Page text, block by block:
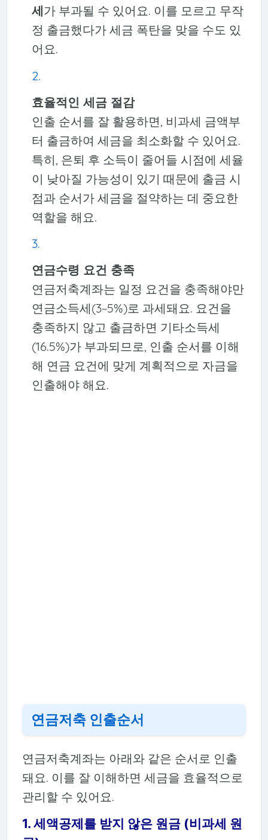
세가 부과될 수 있어요. 이를 모르고 무작
정 출금했다가 세금 폭탄을 맞을 수도 있
어요.
효율적인 세금 절감
인출 순서를 잘 활용하면, 비과세 금액부
터 출금하여 세금을 최소화할 수 있어요.
특히, 은퇴 후 소득이 줄어들 시점에 세율
이 낮아질 가능성이 있기 때문에 출금 시
점과 순서가 세금을 절약하는 데 중요한
역할을 해요.
연금수령 요건 충족
연금저축계좌는 일정 요건을 충족해야만
연금소득세(3~5%)로 과세돼요. 요건을
충족하지 않고 출금하면 기타소득세
(16.5%)가 부과되므로, 인출 순서를 이해
해 연금 요건에 맞게 계획적으로 자금을
인출해야 해요.
연금저축 인출순서
연금저축계좌는 아래와 같은 순서로 인출
돼요. 이를 잘 이해하면 세금을 효율적으로
관리할 수 있어요.
1. 세액공제를 받지 않은 원금 (비과세 원